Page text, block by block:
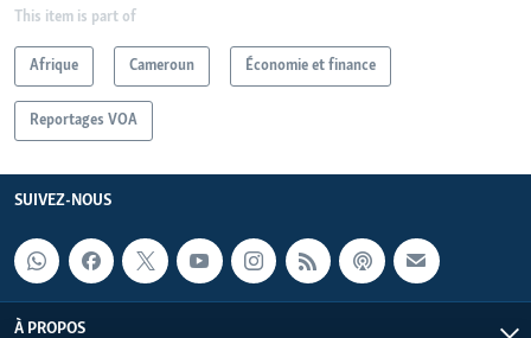
This item is part of
Afrique Cameroun Économie et finance
Reportages VOA
SUIVEZ-NOUS
À PROPOS